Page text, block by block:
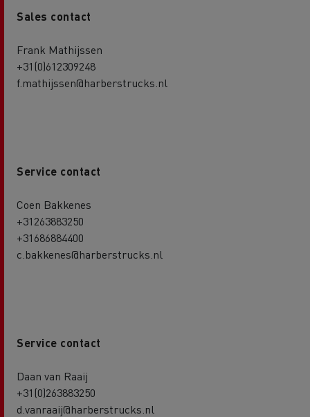
Sales contact
Frank Mathijssen
+31(0)612309248
f.mathijssen@harberstrucks.nl
Service contact
Coen Bakkenes
+31263883250
+31686884400
c.bakkenes@harberstrucks.nl
Service contact
Daan van Raaij
+31(0)263883250
d.vanraaij@harberstrucks.nl